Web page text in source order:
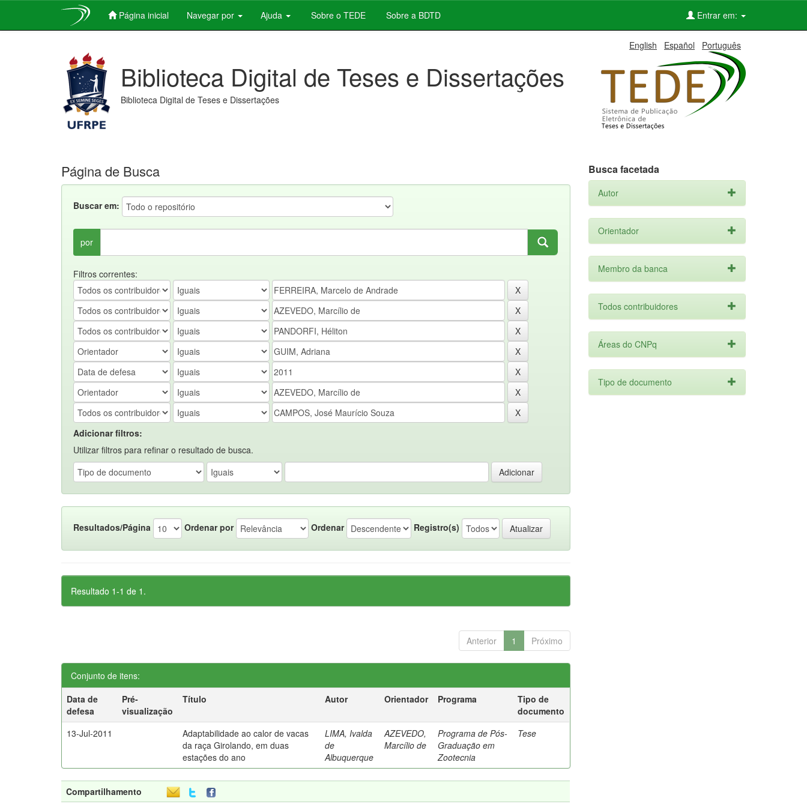
Página inicial Navegar por Ajuda Sobre o TEDE Sobre a BDTD Entrar em:
English Español Português
Biblioteca Digital de Teses e Dissertações
Biblioteca Digital de Teses e Dissertações
Página de Busca
Buscar em:
por
Filtros correntes:
Adicionar filtros:
Utilizar filtros para refinar o resultado de busca.
Resultados/Página Ordenar por Ordenar Registro(s)
Resultado 1-1 de 1.
Anterior 1 Próximo
Conjunto de itens:
Data de
defesa
Pré-
visualização
Título Autor Orientador Programa
Tipo de
documento
13-Jul-2011
Adaptabilidade ao calor de vacas
da raça Girolando, em duas
estações do ano
LIMA, Ivalda
de
Albuquerque
AZEVEDO,
Marcílio de
Programa de Pós-
Graduação em
Zootecnia
Tese
Compartilhamento
Busca facetada
Autor
Orientador
Membro da banca
Todos contribuidores
Áreas do CNPq
Tipo de documento